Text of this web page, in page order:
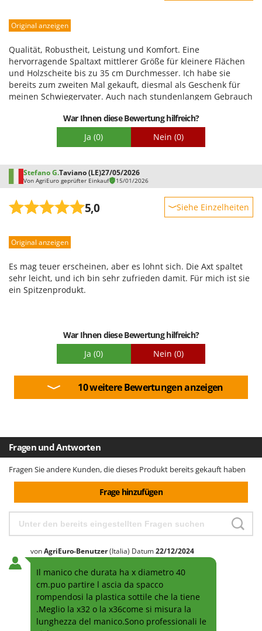
Philips
Prismafood
R
R.G.V.
Redback
Resto Italia
Ribimex
Ripartrak
Ritter
River Systems
Robomow
Rossofuoco
Rover Pompe
Santos
Sbaraglia
Shark
Silky
Sirman
Skil
Smartwood
Smeg
Snapper
Solidur
Spice Electronics
Leistung
Qualität / Preis
Schwierigkeitsgrad Zusammenbau
Verpackung
Original anzeigen
Qualität, Robustheit, Leistung und Komfort. Eine
hervorragende Spaltaxt mittlerer Größe für kleinere Flächen
und Holzscheite bis zu 35 cm Durchmesser. Ich habe sie
bereits zum zweiten Mal gekauft, diesmal als Geschenk für
meinen Schwiegervater. Auch nach stundenlangem Gebrauch
sie spaltet sehr gut und erfordert weniger Kraftaufwand als
eine herkömmliche Axt vergleichbarer Größe. Bisher ist mir
nichts passiert, und sie wirkt trotzdem sehr stabil.
War Ihnen diese Bewertung hilfreich?
Ja (0) Nein (0)
Stefano G.Taviano (LE)27/05/2026
Von AgriEuro geprüfter Einkauf 15/01/2026
5,0 Siehe Einzelheiten
Leistung
Qualität / Preis
Schwierigkeitsgrad Zusammenbau
Original anzeigen
Es mag teuer erscheinen, aber es lohnt sich. Die Axt spaltet
sehr leicht, und ich bin sehr zufrieden damit. Für mich ist sie
ein Spitzenprodukt.
War Ihnen diese Bewertung hilfreich?
Ja (0) Nein (0)
10 weitere Bewertungen anzeigen
Fragen und Antworten
Fragen Sie andere Kunden, die dieses Produkt bereits gekauft haben
Frage hinzufügen
vonAgriEuro-Benutzer(Italia) Datum22/12/2024
Il manico che durata ha x diametro 40
cm.puo partire l ascia da spacco
rompendosi la plastica sottile che la tiene
.Meglio la x32 o la x36come si misura la
lunghezza del manico.Sono professionali le